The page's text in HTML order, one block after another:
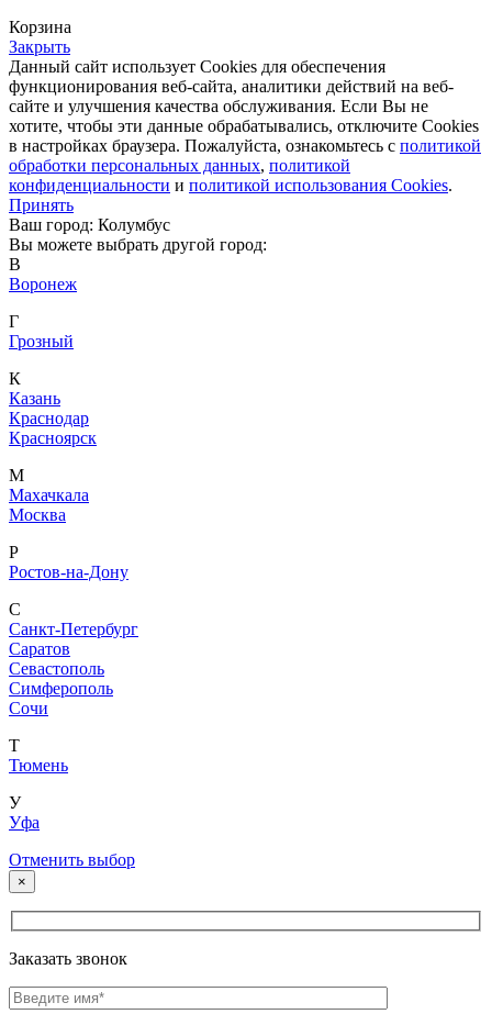
Корзина
Закрыть
Данный сайт использует Cookies для обеспечения
функционирования веб-сайта, аналитики действий на веб-
сайте и улучшения качества обслуживания. Если Вы не
хотите, чтобы эти данные обрабатывались, отключите Cookies
в настройках браузера. Пожалуйста, ознакомьтесь с политикой
обработки персональных данных, политикой
конфиденциальности и политикой использования Cookies.
Принять
Ваш город: Колумбус
Вы можете выбрать другой город:
В
Воронеж
Г
Грозный
К
Казань
Краснодар
Красноярск
М
Махачкала
Москва
Р
Ростов-на-Дону
С
Санкт-Петербург
Саратов
Севастополь
Симферополь
Сочи
Т
Тюмень
У
Уфа
Отменить выбор
×
Заказать звонок